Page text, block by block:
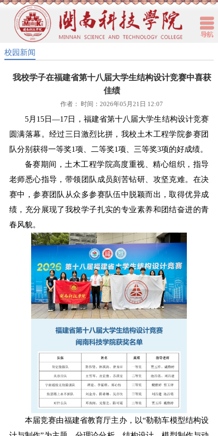
校园新闻
我校学子在福建省第十八届大学生结构设计竞赛中喜获
佳绩
作者： 时间：2026年05月21日 12:07
5月15日—17日，福建省第十八届大学生结构设计竞赛
圆满落幕。经过三日激烈比拼，我校土木工程学院参赛团
队分别获得一等奖1项、二等奖1项、三等奖3项的好成绩。
备赛期间，土木工程学院高度重视、精心组织，指导
老师悉心指导，带领团队成员刻苦钻研、攻坚克难。在决
赛中，参赛团队从众多参赛队伍中脱颖而出，取得优异成
绩，充分展现了我校学子扎实的专业素养和团结奋进的青
春风貌。
本届竞赛由福建省教育厅主办，以“勒勒车模型结构设